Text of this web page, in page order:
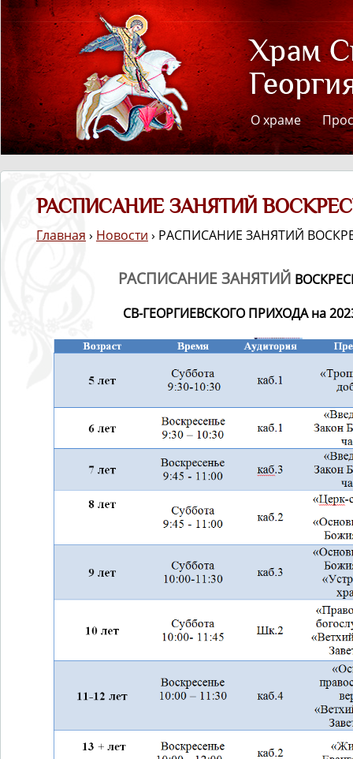
О храме
РАСПИСАНИЕ ЗАНЯТИЙ
Главная › Новости › РАСПИСАНИЕ ЗАНЯТИЙ
РАСПИСАНИЕ ЗАНЯТИЙ
СВ-ГЕОРГИЕВСКОГО ПРИХОДАна